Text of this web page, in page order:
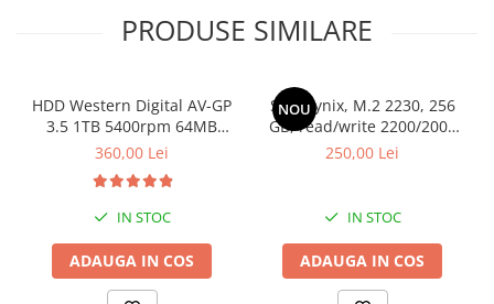
PRODUSE SIMILARE
HDD Western Digital AV-GP
3.5 1TB 5400rpm 64MB
SATA3 (WD10EURX)
360,00 Lei
IN STOC
ADAUGA IN COS
NOU
SSD Hynix, M.2 2230, 256
GB, read/write 2200/2000
MB/s, bulk
250,00 Lei
IN STOC
ADAUGA IN COS